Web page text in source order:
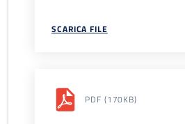
SCARICA FILE
PDF (170KB)